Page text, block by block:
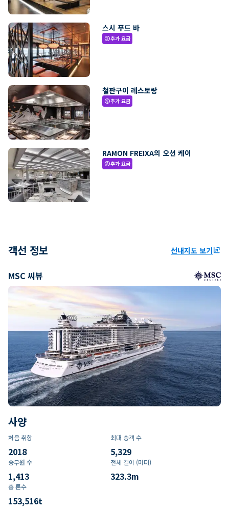
스시 푸드 바
paid추가 요금
철판구이 레스토랑
paid추가 요금
RAMON FREIXA의 오션 케이
paid추가 요금
객선 정보 선내지도 보기ungroup
MSC 씨뷰
사양
처음 취항
2018
최대 승객 수
5,329
승무원 수
1,413
전체 길이 (미터)
323.3m
총 톤수
153,516t